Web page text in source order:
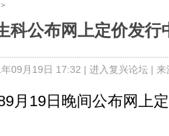
>
科公布网上定价发行
09月19日 17:32 | 进入复兴论坛| 来
19日晚间公布网上定